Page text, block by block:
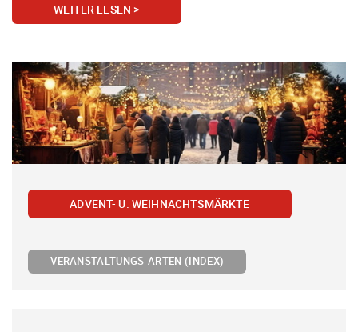
WEITER LESEN >
ADVENT- U. WEIHNACHTSMÄRKTE
VERANSTALTUNGS-ARTEN (INDEX)